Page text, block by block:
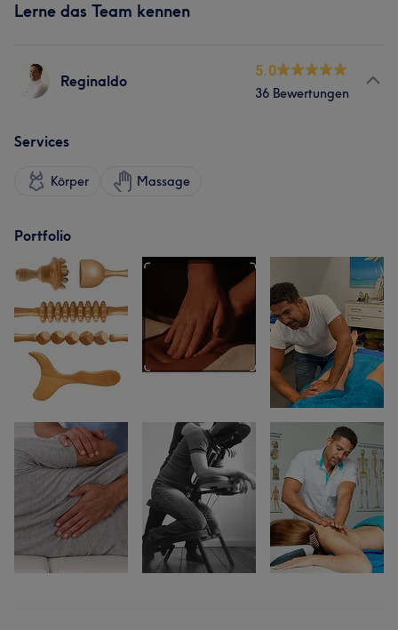
Lerne das Team kennen
Reginaldo
5.0
36 Bewertungen
Services
Körper Massage
Portfolio